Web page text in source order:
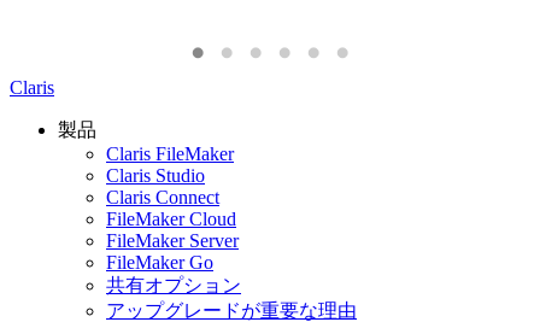
Claris
製品
Claris FileMaker
Claris Studio
Claris Connect
FileMaker Cloud
FileMaker Server
FileMaker Go
共有オプション
アップグレードが重要な理由